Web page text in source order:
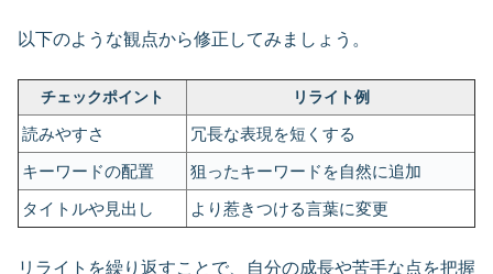
以下のような観点から修正してみましょう。
チェックポイント リライト例
読みやすさ
冗長な表現を短くする
キーワードの配置
狙ったキーワードを自然に追加
タイトルや見出し
より惹きつける言葉に変更
リライトを繰り返すことで、自分の成長や苦手な点を把握